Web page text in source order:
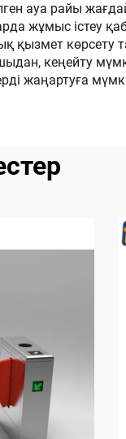
ауа райы
жұмыс істеу
қызмет
кеңейту
жаңартуға